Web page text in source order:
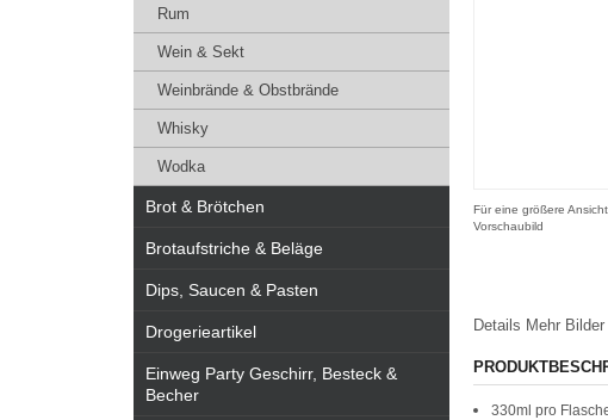
Für eine größere
Vorschaubild
Details Mehr Bilder
330ml pro
Rum
Wein & Sekt
Weinbrände & Obstbrände
Whisky
Wodka
Brot & Brötchen
Brotaufstriche & Beläge
Dips, Saucen & Pasten
Drogerieartikel
Einweg Party Geschirr, Besteck &
Becher